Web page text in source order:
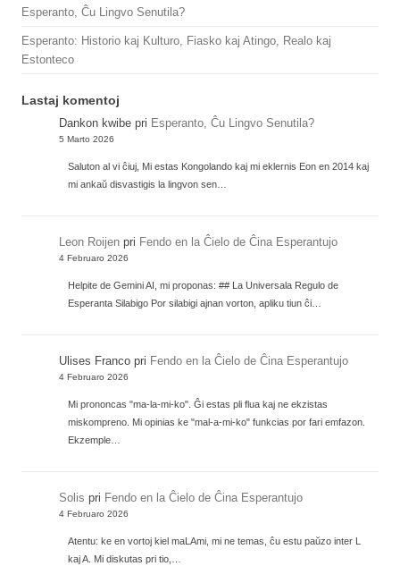
Esperanto, Ĉu Lingvo Senutila?
Esperanto: Historio kaj Kulturo, Fiasko kaj Atingo, Realo kaj
Estonteco
Lastaj komentoj
Dankon kwibe pri Esperanto, Ĉu Lingvo Senutila?
5 Marto 2026
Saluton al vi ĉiuj, Mi estas Kongolando kaj mi eklernis Eon en 2014 kaj
mi ankaŭ disvastigis la lingvon sen…
Leon Roijen pri Fendo en la Ĉielo de Ĉina Esperantujo
4 Februaro 2026
Helpite de Gemini AI, mi proponas: ## La Universala Regulo de
Esperanta Silabigo Por silabigi ajnan vorton, apliku tiun ĉi…
Ulises Franco pri Fendo en la Ĉielo de Ĉina Esperantujo
4 Februaro 2026
Mi prononcas "ma-la-mi-ko". Ĝi estas pli flua kaj ne ekzistas
miskompreno. Mi opinias ke "mal-a-mi-ko" funkcias por fari emfazon.
Ekzemple…
Solis pri Fendo en la Ĉielo de Ĉina Esperantujo
4 Februaro 2026
Atentu: ke en vortoj kiel maLAmi, mi ne temas, ĉu estu paŭzo inter L
kaj A. Mi diskutas pri tio,…